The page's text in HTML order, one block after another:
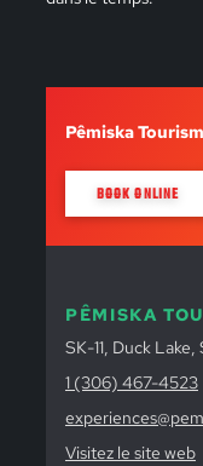
Pêmiska Tourism
BOOK ONLINE
PÊMISKA
SK-11, Duck
1 (306) 467-4523
Visitez le site web